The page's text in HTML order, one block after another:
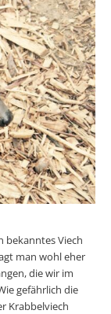
bekanntes Viech
man wohl eher
die wir im
gefährlich die
Krabbelviech